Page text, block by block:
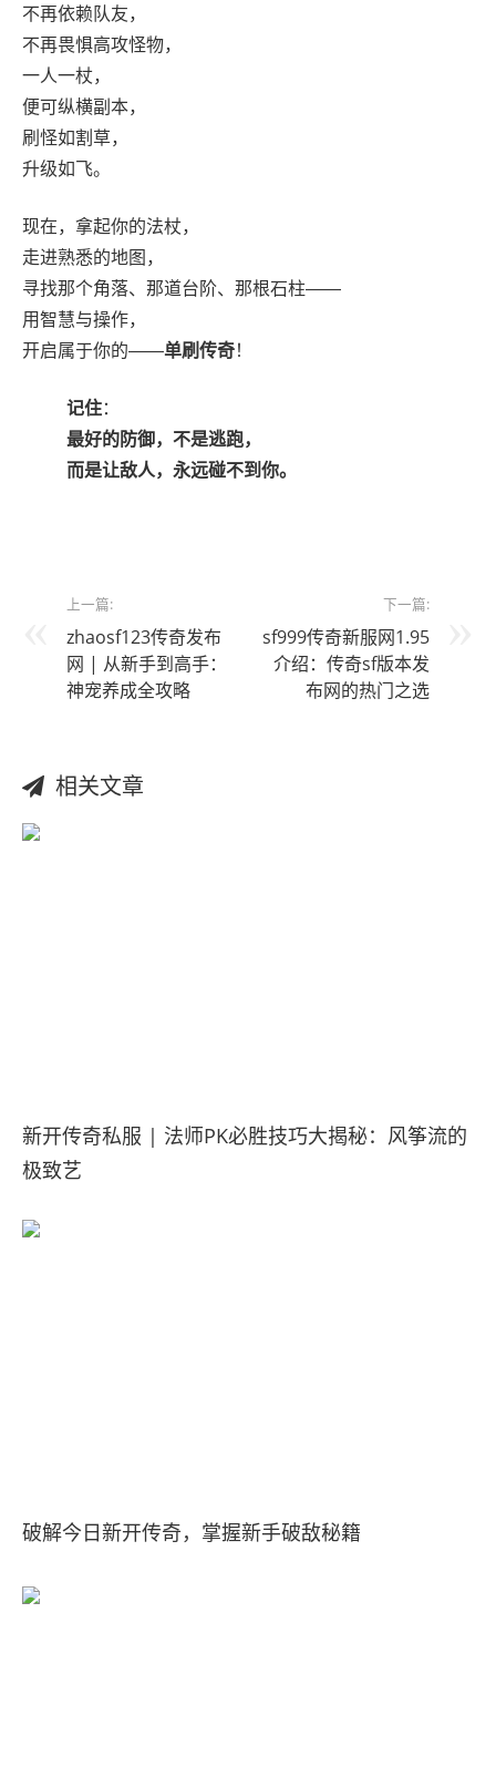
不再依赖队友，
不再畏惧高攻怪物，
一人一杖，
便可纵横副本，
刷怪如割草，
升级如飞。
现在，拿起你的法杖，
走进熟悉的地图，
寻找那个角落、那道台阶、那根石柱——
用智慧与操作，
开启属于你的——单刷传奇！
记住：
最好的防御，不是逃跑，
而是让敌人，永远碰不到你。
上一篇:
zhaosf123传奇发布
网 | 从新手到高手：
神宠养成全攻略
下一篇:
sf999传奇新服网1.95
介绍：传奇sf版本发
布网的热门之选
相关文章
新开传奇私服 | 法师PK必胜技巧大揭秘：风筝流的
极致艺
破解今日新开传奇，掌握新手破敌秘籍